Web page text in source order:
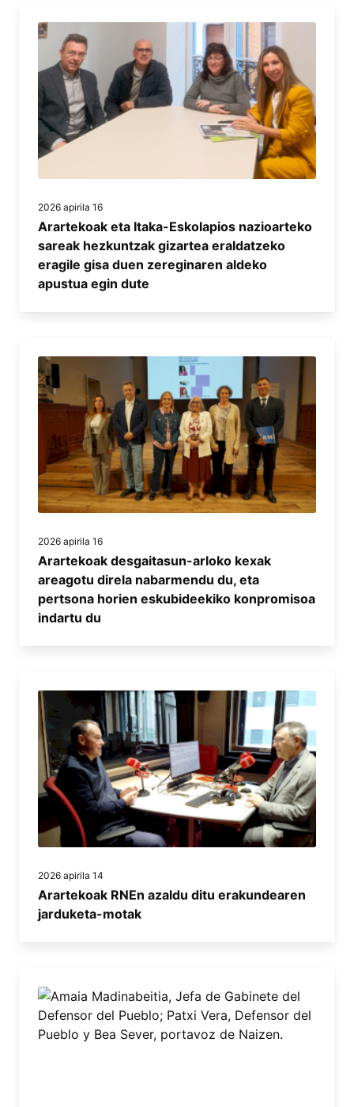
2026 apirila 16
Arartekoak eta Itaka-Eskolapios nazioarteko
sareak hezkuntzak gizartea eraldatzeko
eragile gisa duen zereginaren aldeko
apustua egin dute
2026 apirila 16
Arartekoak desgaitasun-arloko kexak
areagotu direla nabarmendu du, eta
pertsona horien eskubideekiko konpromisoa
indartu du
2026 apirila 14
Arartekoak RNEn azaldu ditu erakundearen
jarduketa-motak